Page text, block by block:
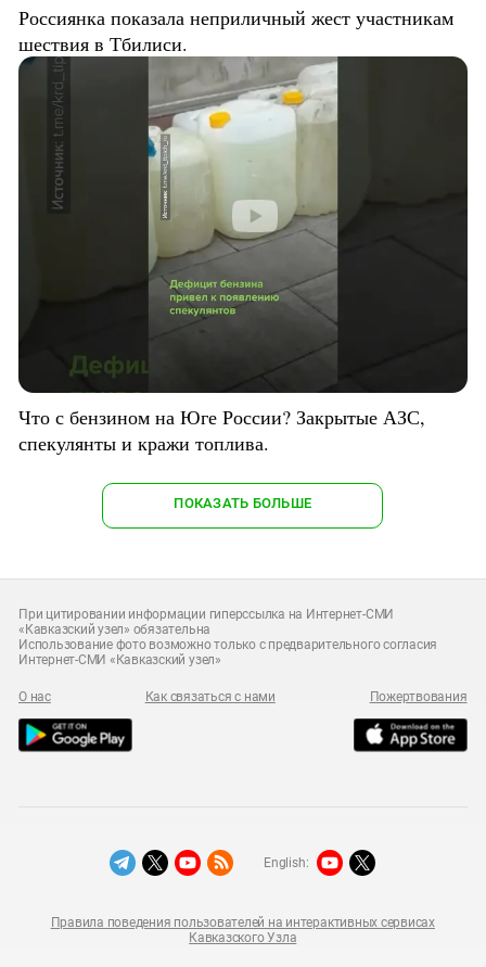
Россиянка показала неприличный жест участникам
шествия в Тбилиси.
Что с бензином на Юге России? Закрытые АЗС,
спекулянты и кражи топлива.
ПОКАЗАТЬ БОЛЬШЕ
При цитировании информации гиперссылка на Интернет-СМИ
«Кавказский узел» обязательна
Использование фото возможно только с предварительного согласия
Интернет-СМИ «Кавказский узел»
О нас Как связаться с нами Пожертвования
Правила поведения пользователей на интерактивных сервисах
Кавказского Узла
English: